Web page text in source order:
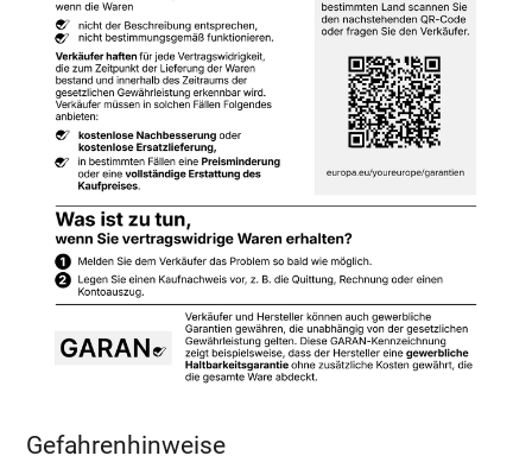
Gefahrenhinweise